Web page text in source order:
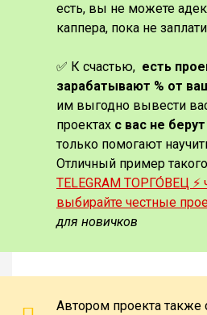
есть, вы не можете
каппера, пока не
✅ К счастью, есть
зарабатывают % от
им выгодно вывести
проектах с вас не
только помогают
Отличный пример
TELEGRAM ТОРГО́ВЕЦ ⚡️
выбирайте честные
для новичков
Автором проекта также